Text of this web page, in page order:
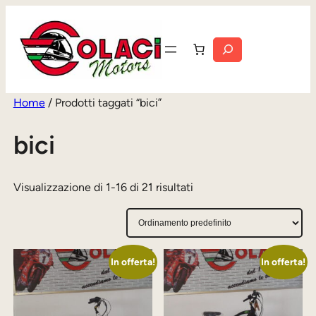
contenuto
Cerca
Home/ Prodotti taggati “bici”
bici
Visualizzazione di 1-16 di 21 risultati
In offerta! In offerta!